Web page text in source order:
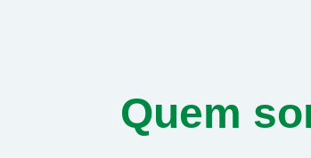
Quem